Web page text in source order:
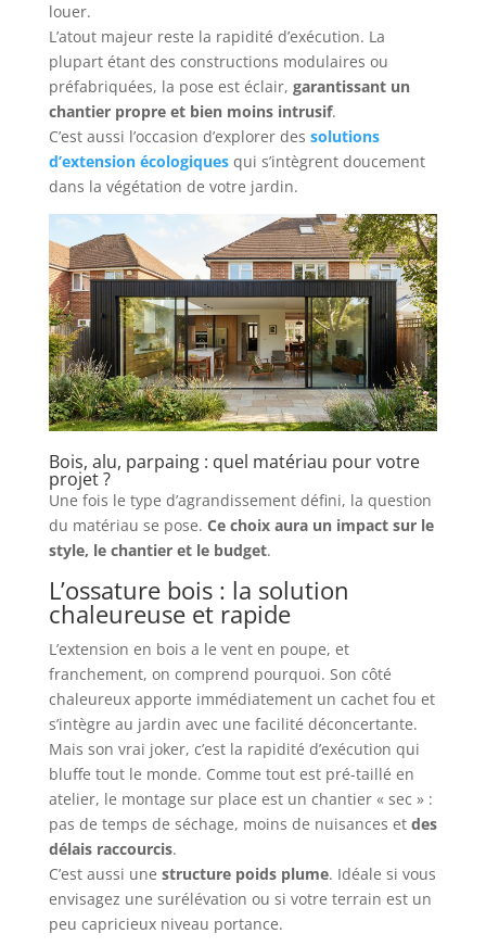
louer.
L’atout majeur reste la rapidité d’exécution. La
plupart étant des constructions modulaires ou
préfabriquées, la pose est éclair, garantissant un
chantier propre et bien moins intrusif.
C’est aussi l’occasion d’explorer des solutions
d’extension écologiquesqui s’intègrent doucement
dans la végétation de votre jardin.
Bois, alu, parpaing : quel matériau pour votre
projet ?
Une fois le type d’agrandissement défini, la question
du matériau se pose. Ce choix aura un impact sur le
style, le chantier et le budget.
L’ossature bois : la solution
chaleureuse et rapide
L’extension en bois a le vent en poupe, et
franchement, on comprend pourquoi. Son côté
chaleureux apporte immédiatement un cachet fou et
s’intègre au jardin avec une facilité déconcertante.
Mais son vrai joker, c’est la rapidité d’exécution qui
bluffe tout le monde. Comme tout est pré-taillé en
atelier, le montage sur place est un chantier « sec » :
pas de temps de séchage, moins de nuisances et des
délais raccourcis.
C’est aussi une structure poids plume. Idéale si vous
envisagez une surélévation ou si votre terrain est un
peu capricieux niveau portance.